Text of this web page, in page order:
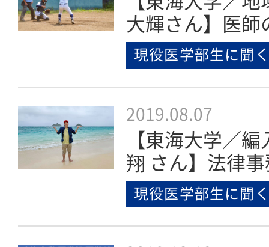
現役医学部生に聞
大輝さん】医
現役医学部生に聞
2019.08.07
【東海大学／
翔 さん】法律